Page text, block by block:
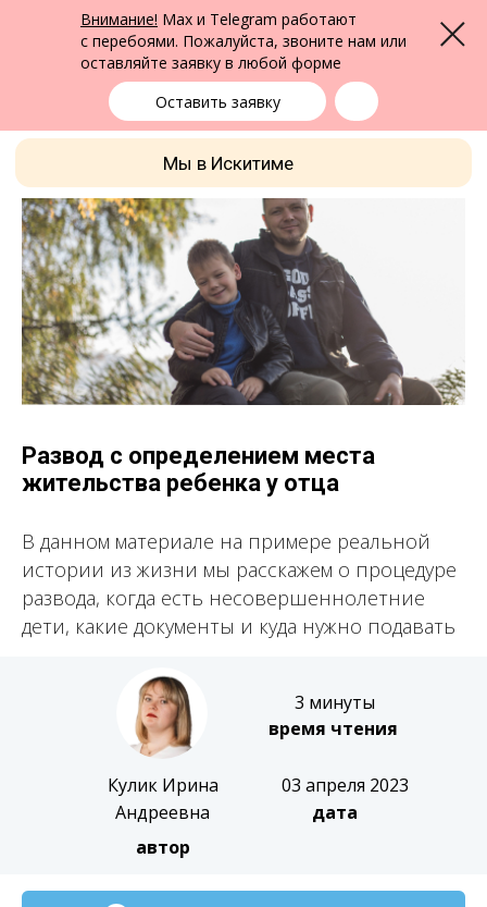
Внимание! Max и Telegram работают
с перебоями. Пожалуйста, звоните нам или
оставляйте заявку в любой форме
Оставить заявку
Меню
Мы в Искитиме
Юридическая помощь в Бердске
ФПК Альтернатива
Бердск
выбрать город
+7 (383) 322-24-65
Развод с определением места
жительства ребенка у отца
В данном материале на примере реальной
истории из жизни мы расскажем о процедуре
развода, когда есть несовершеннолетние
дети, какие документы и куда нужно подавать
03 апреля 2023
дата
3 минуты
время чтения
Кулик Ирина
Андреевна
автор